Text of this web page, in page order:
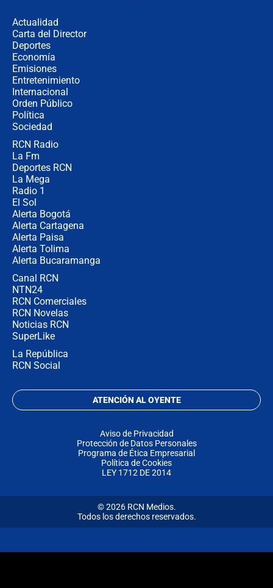
Actualidad
Carta del Director
Deportes
Economía
Emisiones
Entretenimiento
Internacional
Orden Público
Política
Sociedad
RCN Radio
La Fm
Deportes RCN
La Mega
Radio 1
El Sol
Alerta Bogotá
Alerta Cartagena
Alerta Paisa
Alerta Tolima
Alerta Bucaramanga
Canal RCN
NTN24
RCN Comerciales
RCN Novelas
Noticias RCN
SuperLike
La República
RCN Social
ATENCIÓN AL OYENTE
Aviso de Privacidad
Protección de Datos Personales
Programa de Ética Empresarial
Política de Cookies
LEY 1712 DE 2014
© 2026 RCN Medios.
Todos los derechos reservados.